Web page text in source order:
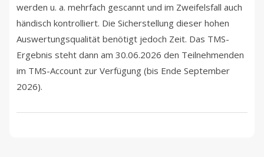
werden u. a. mehrfach gescannt und im Zweifelsfall auch
händisch kontrolliert. Die Sicherstellung dieser hohen
Auswertungsqualität benötigt jedoch Zeit. Das TMS-
Ergebnis steht dann am 30.06.2026 den Teilnehmenden
im TMS-Account zur Verfügung (bis Ende September
2026).